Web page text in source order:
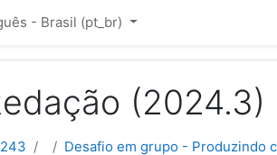
- Brasil ‎(pt_br)‎
(2024.3)
Desafio em grupo - Produzindo